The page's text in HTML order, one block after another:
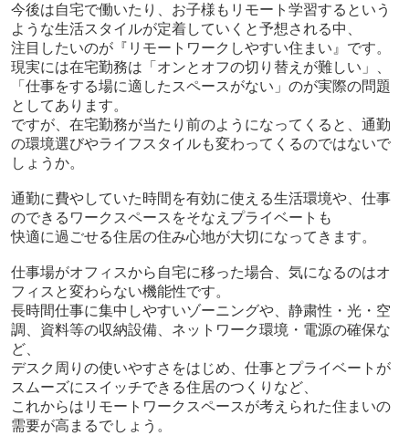
今後は自宅で働いたり、お子様もリモート学習するという
ような生活スタイルが定着していくと予想される中、
注目したいのが『リモートワークしやすい住まい』です。
現実には在宅勤務は「オンとオフの切り替えが難しい」、
「仕事をする場に適したスペースがない」のが実際の問題
としてあります。
ですが、在宅勤務が当たり前のようになってくると、通勤
の環境選びやライフスタイルも変わってくるのではないで
しょうか。
通勤に費やしていた時間を有効に使える生活環境や、仕事
のできるワークスペースをそなえプライベートも
快適に過ごせる住居の住み心地が大切になってきます。
仕事場がオフィスから自宅に移った場合、気になるのはオ
フィスと変わらない機能性です。
長時間仕事に集中しやすいゾーニングや、静粛性・光・空
調、資料等の収納設備、ネットワーク環境・電源の確保な
ど、
デスク周りの使いやすさをはじめ、仕事とプライベートが
スムーズにスイッチできる住居のつくりなど、
これからはリモートワークスペースが考えられた住まいの
需要が高まるでしょう。